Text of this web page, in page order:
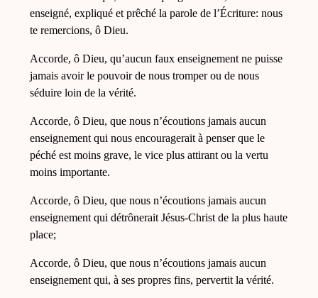
enseigné, expliqué et prêché la parole de l’Écriture: nous
te remercions, ô Dieu.
Accorde, ô Dieu, qu’aucun faux enseignement ne puisse
jamais avoir le pouvoir de nous tromper ou de nous
séduire loin de la vérité.
Accorde, ô Dieu, que nous n’écoutions jamais aucun
enseignement qui nous encouragerait à penser que le
péché est moins grave, le vice plus attirant ou la vertu
moins importante.
Accorde, ô Dieu, que nous n’écoutions jamais aucun
enseignement qui détrônerait Jésus-Christ de la plus haute
place;
Accorde, ô Dieu, que nous n’écoutions jamais aucun
enseignement qui, à ses propres fins, pervertit la vérité.